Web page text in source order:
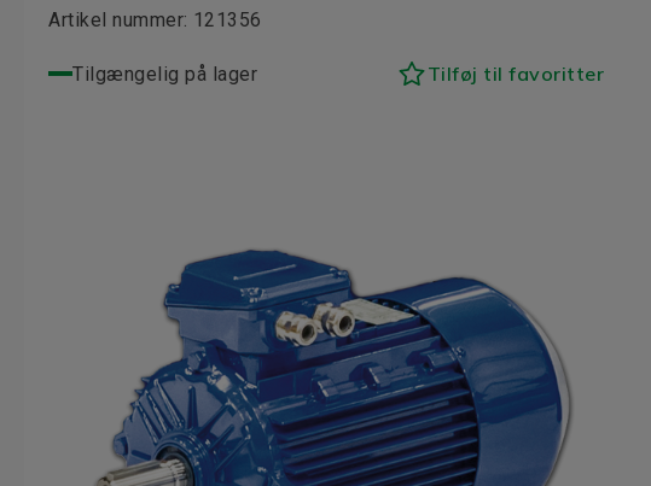
Artikel nummer: 121356
Tilgængelig på lager Tilføj til favoritter